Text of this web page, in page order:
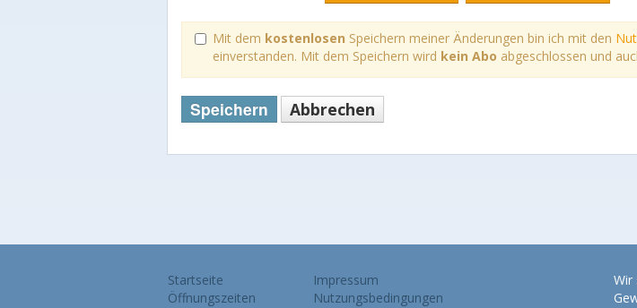
Mit dem kostenlosen Speichern meiner Änderungen bin ich mit den
einverstanden. Mit dem Speichern wird kein Abo abgeschlossen und
Speichern Abbrechen
Startseite
Öffnungszeiten
Impressum
Nutzungsbedingungen
Wir